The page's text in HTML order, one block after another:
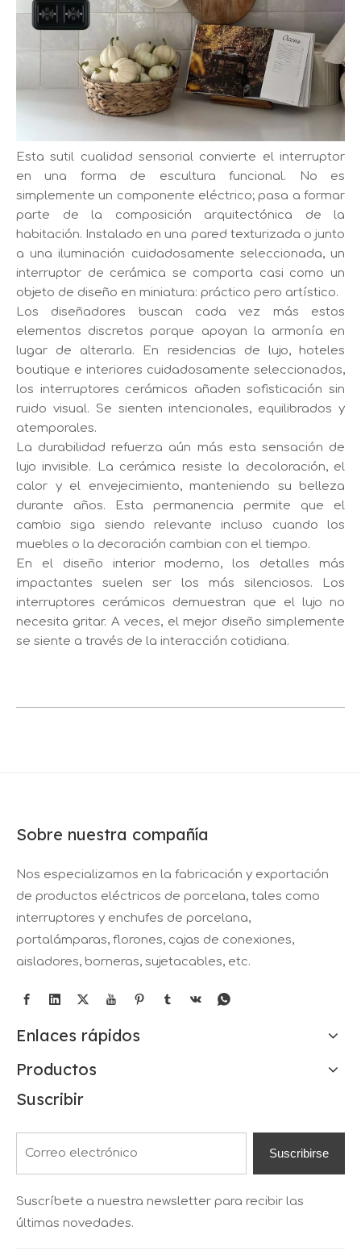
Esta sutil cualidad sensorial convierte el interruptor
en una forma de escultura funcional. No es
simplemente un componente eléctrico; pasa a formar
parte de la composición arquitectónica de la
habitación. Instalado en una pared texturizada o junto
a una iluminación cuidadosamente seleccionada, un
interruptor de cerámica se comporta casi como un
objeto de diseño en miniatura: práctico pero artístico.
Los diseñadores buscan cada vez más estos
elementos discretos porque apoyan la armonía en
lugar de alterarla. En residencias de lujo, hoteles
boutique e interiores cuidadosamente seleccionados,
los interruptores cerámicos añaden sofisticación sin
ruido visual. Se sienten intencionales, equilibrados y
atemporales.
La durabilidad refuerza aún más esta sensación de
lujo invisible. La cerámica resiste la decoloración, el
calor y el envejecimiento, manteniendo su belleza
durante años. Esta permanencia permite que el
cambio siga siendo relevante incluso cuando los
muebles o la decoración cambian con el tiempo.
En el diseño interior moderno, los detalles más
impactantes suelen ser los más silenciosos. Los
interruptores cerámicos demuestran que el lujo no
necesita gritar. A veces, el mejor diseño simplemente
se siente a través de la interacción cotidiana.
Sobre nuestra compañía
Nos especializamos en la fabricación y exportación
de productos eléctricos de porcelana, tales como
interruptores y enchufes de porcelana,
portalámparas, florones, cajas de conexiones,
aisladores, borneras, sujetacables, etc.
Enlaces rápidos
Productos
Suscribir
Suscribirse
Suscríbete a nuestra newsletter para recibir las
últimas novedades.